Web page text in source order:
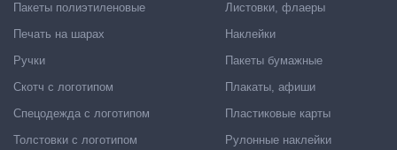
Пакеты полиэтиленовые
Печать на шарах
Ручки
Скотч с логотипом
Спецодежда с логотипом
Толстовки с логотипом
Листовки, флаеры
Наклейки
Пакеты бумажные
Плакаты, афиши
Пластиковые карты
Рулонные наклейки